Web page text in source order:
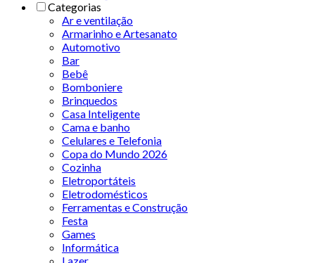
Categorias
Ar e ventilação
Armarinho e Artesanato
Automotivo
Bar
Bebê
Bomboniere
Brinquedos
Casa Inteligente
Cama e banho
Celulares e Telefonia
Copa do Mundo 2026
Cozinha
Eletroportáteis
Eletrodomésticos
Ferramentas e Construção
Festa
Games
Informática